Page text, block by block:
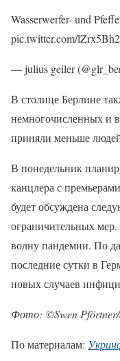
Wasserwerfer- und
pic.twitter.com/
— julius geiler
В столице Берлине
немногочисленных и
приняли меньше
В понедельник
канцлера с
будет обсуждена
ограничительных
волну пандемии. По
последние сутки в
новых случаев
Фото: ©Swen
По материалам: